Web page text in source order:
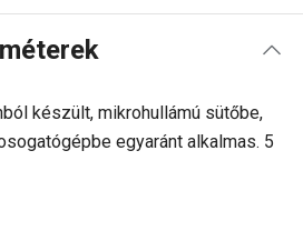
készült, mikrohullámú sütőbe,
egyaránt alkalmas. 5